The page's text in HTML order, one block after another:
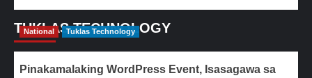
TUKLAS TECHNOLOGY
National Tuklas Technology
Pinakamalaking WordPress Event, Isasagawa sa